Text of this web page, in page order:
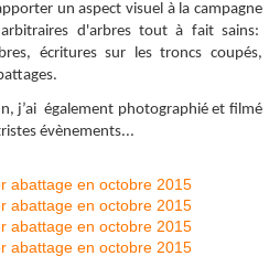
un aspect visuel à la campagne
d'arbres tout à fait sains:
écritures sur les troncs coupés,
j’ai également photographié et filmé
évènements...